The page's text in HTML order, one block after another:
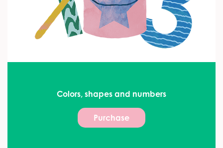
Colors, shapes and numbers
Purchase